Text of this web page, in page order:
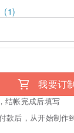
(1)
我要订
，结帐完成后填写
款后，从开始制作